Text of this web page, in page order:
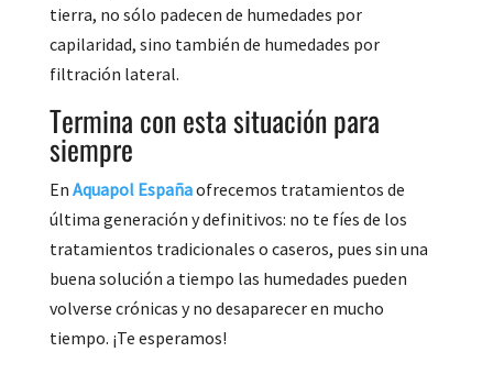
tierra, no sólo padecen de humedades por
capilaridad, sino también de humedades por
filtración lateral.
Termina con esta situación para
siempre
En Aquapol Españaofrecemos tratamientos de
última generación y definitivos: no te fíes de los
tratamientos tradicionales o caseros, pues sin una
buena solución a tiempo las humedades pueden
volverse crónicas y no desaparecer en mucho
tiempo. ¡Te esperamos!